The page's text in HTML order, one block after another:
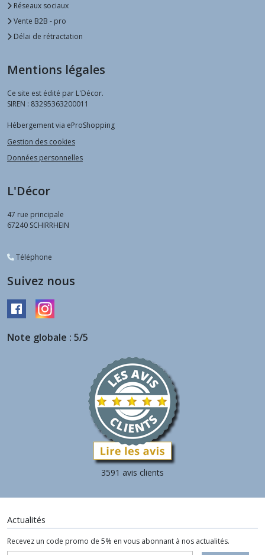
Réseaux sociaux
Vente B2B - pro
Délai de rétractation
Mentions légales
Ce site est édité par L'Décor.
SIREN : 83295363200011
Hébergement via eProShopping
Gestion des cookies
Données personnelles
L'Décor
47 rue principale
67240 SCHIRRHEIN
Téléphone
Suivez nous
Note globale : 5/5
3591 avis clients
Actualités
Recevez un code promo de 5% en vous abonnant à nos actualités.